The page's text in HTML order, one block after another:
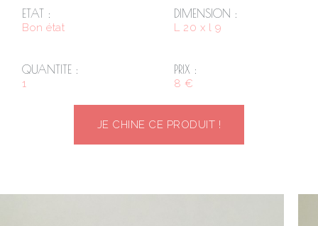
ETAT :
Bon état
DIMENSION :
L 20 x l 9
QUANTITE :
1
PRIX :
8 €
JE CHINE CE PRODUIT !